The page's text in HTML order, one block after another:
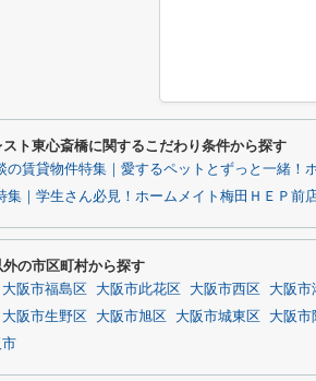
ト東心斎橋に関するこだわり条件から探す
の賃貸物件特集｜愛するペットとずっと一緒！
集｜学生さん必見！ホームメイト梅田ＨＥＰ前
の市区町村から探す
大阪市福島区 大阪市此花区 大阪市西区 大阪市
大阪市生野区 大阪市旭区 大阪市城東区 大阪市